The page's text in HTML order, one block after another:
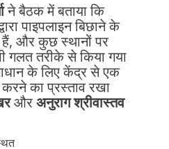
ने बैठक में बताया कि
पाइपलाइन बिछाने के
और कुछ स्थानों पर
गलत तरीके से किया गया
के लिए केंद्र से एक
का प्रस्ताव रखा
औरअनुराग श्रीवास्तव